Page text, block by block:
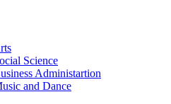
Science
Administartion
and Dance